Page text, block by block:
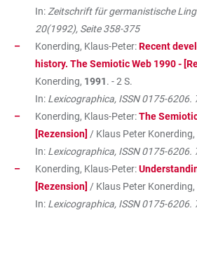
In: Zeitschrift für germanistische
20(1992), Seite 358-375
Konerding, Klaus-Peter:Recent
history. The Semiotic Web 1990 -
Konerding, 1991. - 2 S.
In: Lexicographica, ISSN 0175-6206.
Konerding, Klaus-Peter:The
[Rezension] / Klaus Peter Konerding,
In: Lexicographica, ISSN 0175-6206.
Konerding, Klaus-Peter:
[Rezension] / Klaus Peter Konerding,
In: Lexicographica, ISSN 0175-6206.